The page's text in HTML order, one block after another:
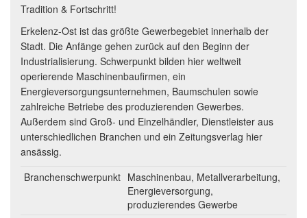
Tradition & Fortschritt!
Erkelenz-Ost ist das größte Gewerbegebiet innerhalb der
Stadt. Die Anfänge gehen zurück auf den Beginn der
Industrialisierung. Schwerpunkt bilden hier weltweit
operierende Maschinenbaufirmen, ein
Energieversorgungsunternehmen, Baumschulen sowie
zahlreiche Betriebe des produzierenden Gewerbes.
Außerdem sind Groß- und Einzelhändler, Dienstleister aus
unterschiedlichen Branchen und ein Zeitungsverlag hier
ansässig.
Branchenschwerpunkt Maschinenbau, Metallverarbeitung,
Energieversorgung,
produzierendes Gewerbe